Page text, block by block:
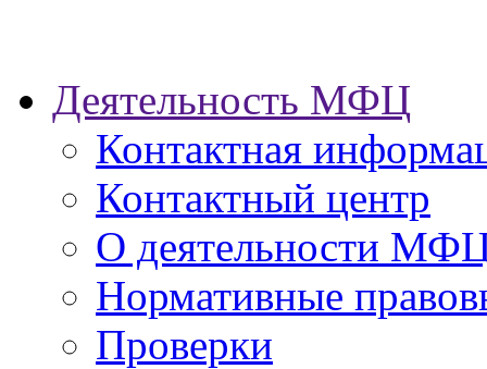
Деятельность МФЦ
Контактная
Контактный центр
О деятельности
Нормативные
Проверки